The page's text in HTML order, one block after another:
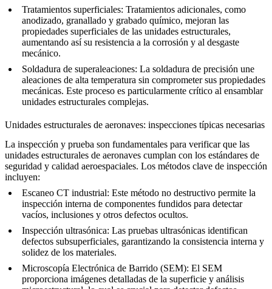
Tratamientos superficiales: Tratamientos adicionales, como
anodizado, granallado y grabado químico, mejoran las
propiedades superficiales de las unidades estructurales,
aumentando así su resistencia a la corrosión y al desgaste
mecánico.
Soldadura de superaleaciones: La soldadura de precisión une
aleaciones de alta temperatura sin comprometer sus propiedades
mecánicas. Este proceso es particularmente crítico al ensamblar
unidades estructurales complejas.
Unidades estructurales de aeronaves: inspecciones típicas necesarias
La inspección y prueba son fundamentales para verificar que las
unidades estructurales de aeronaves cumplan con los estándares de
seguridad y calidad aeroespaciales. Los métodos clave de inspección
incluyen:
Escaneo CT industrial: Este método no destructivo permite la
inspección interna de componentes fundidos para detectar
vacíos, inclusiones y otros defectos ocultos.
Inspección ultrasónica: Las pruebas ultrasónicas identifican
defectos subsuperficiales, garantizando la consistencia interna y
solidez de los materiales.
Microscopía Electrónica de Barrido (SEM): El SEM
proporciona imágenes detalladas de la superficie y análisis